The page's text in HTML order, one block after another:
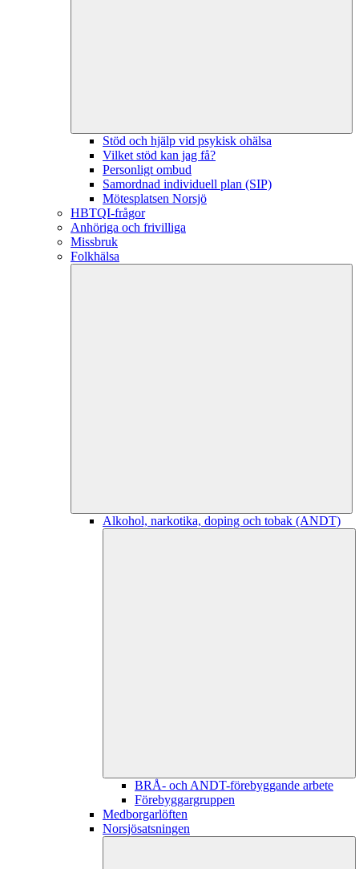
Stöd och hjälp vid psykisk ohälsa
Vilket stöd kan jag få?
Personligt ombud
Samordnad individuell plan (SIP)
Mötesplatsen Norsjö
HBTQI-frågor
Anhöriga och frivilliga
Missbruk
Folkhälsa
Alkohol, narkotika, doping och tobak (ANDT)
BRÅ- och ANDT-förebyggande arbete
Förebyggargruppen
Medborgarlöften
Norsjösatsningen